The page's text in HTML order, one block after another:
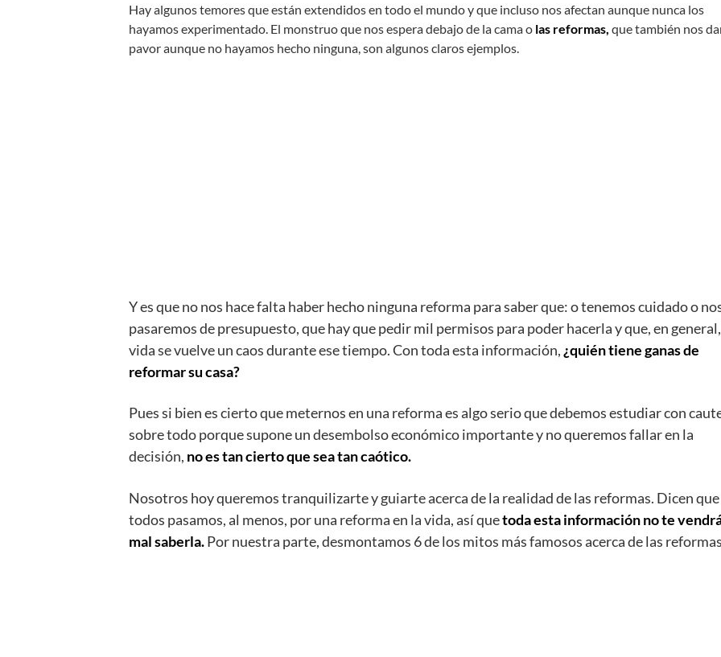
Hay algunos temores que están extendidos en todo el mundo y que incluso nos afectan aunque nunca los
hayamos experimentado. El monstruo que nos espera debajo de la cama o las reformas, que también nos
pavor aunque no hayamos hecho ninguna, son algunos claros ejemplos.
Y es que no nos hace falta haber hecho ninguna reforma para saber que: o tenemos cuidado o
pasaremos de presupuesto, que hay que pedir mil permisos para poder hacerla y que, en
vida se vuelve un caos durante ese tiempo. Con toda esta información, ¿quién tiene ganas de
reformar su casa?
Pues si bien es cierto que meternos en una reforma es algo serio que debemos estudiar con
sobre todo porque supone un desembolso económico importante y no queremos fallar en la
decisión, no es tan cierto que sea tan caótico.
Nosotros hoy queremos tranquilizarte y guiarte acerca de la realidad de las reformas. Dicen que
todos pasamos, al menos, por una reforma en la vida, así quetoda esta información no te
mal saberla.Por nuestra parte, desmontamos 6 de los mitos más famosos acerca de las